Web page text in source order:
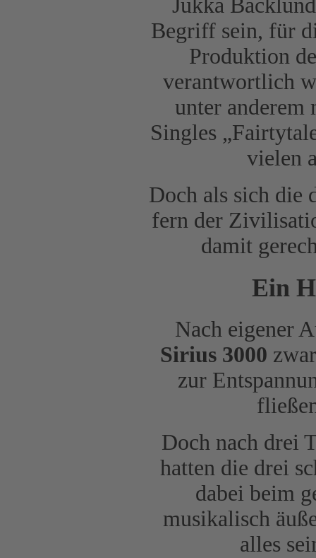
Jukka
Begriff sein, für
Produktion
verantwortlich
unter anderem
Singles
vielen
Doch als sich die
fern der
damit
Ein
Nach eigener
Sirius 3000
zur
Doch nach drei
hatten die drei
dabei beim
musikalisch
alles